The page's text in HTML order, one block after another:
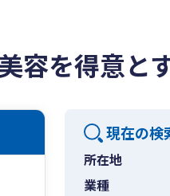
容を得意と
現在の検
所在地
業種